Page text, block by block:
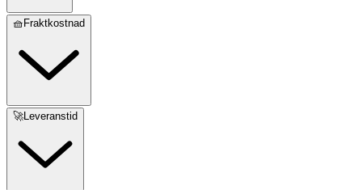
🧺Fraktkostnad
🚀Leveranstid